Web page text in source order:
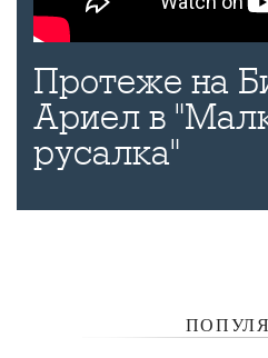
Протеже на
Ариел в
русалка"